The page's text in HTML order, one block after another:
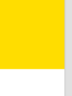
Луки г,